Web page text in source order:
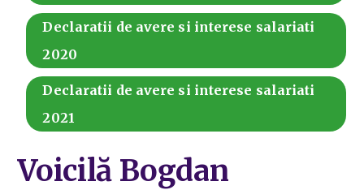
Declaratii de avere si interese salariati
2020
Declaratii de avere si interese salariati
2021
Voicilă Bogdan